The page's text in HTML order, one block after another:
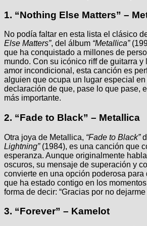
1. “Nothing Else Matters” –
No podía faltar en esta lista el clásico
Else Matters”, del álbum “Metallica”
que ha conquistado a millones de
mundo. Con su icónico riff de guitarra y
amor incondicional, esta canción es
alguien que ocupa un lugar especial
declaración de que, pase lo que pase,
más importante.
2. “Fade to Black” – Metallica
Otra joya de Metallica, “Fade to Black”
Lightning”(1984), es una canción que
esperanza. Aunque originalmente
oscuros, su mensaje de superación y
convierte en una opción poderosa para
que ha estado contigo en los
forma de decir: “Gracias por no dejarme
3. “Forever” – Kamelot